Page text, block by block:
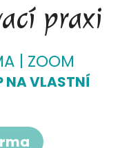
praxi
| ZOOM
NA VLASTNÍ